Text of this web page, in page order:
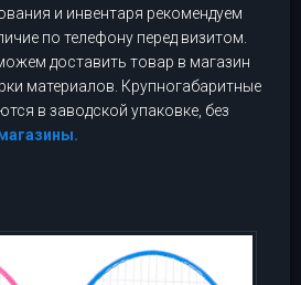
и инвентаря рекомендуем
по телефону перед визитом.
доставить товар в магазин
материалов. Крупногабаритные
в заводской упаковке, без